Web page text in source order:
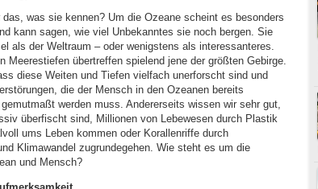
was sie kennen? Um die Ozeane scheint es besonders
kann sagen, wie viel Unbekanntes sie noch bergen. Sie
als der Weltraum – oder wenigstens als interessanteres.
Meerestiefen übertreffen spielend jene der größten Gebirge.
diese Weiten und Tiefen vielfach unerforscht sind und
die der Mensch in den Ozeanen bereits
werden muss. Andererseits wissen wir sehr gut,
überfischt sind, Millionen von Lebewesen durch Plastik
ums Leben kommen oder Korallenriffe durch
Klimawandel zugrundegehen. Wie steht es um die
und Mensch?